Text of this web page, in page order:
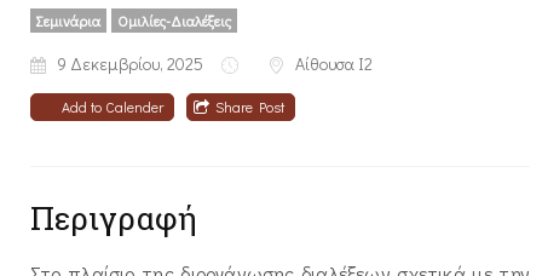
Σεμινάρια Ομιλίες-Διαλέξεις
9 Δεκεμβρίου, 2025 Αίθουσα I2
Add to Calender Share Post
Περιγραφή